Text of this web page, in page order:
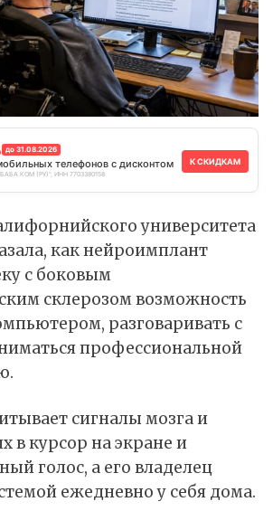
до 31.08.2026
телефонов с дисконтом
(РУ)", ИНН 7703380158
К СКИДКАМ
университета
как нейроимплант
с боковым
склерозом возможность
разговаривать с
профессиональной
сигналы мозга и
в курсор на экране и
голос, а его владелец
ежедневно у себя дома.